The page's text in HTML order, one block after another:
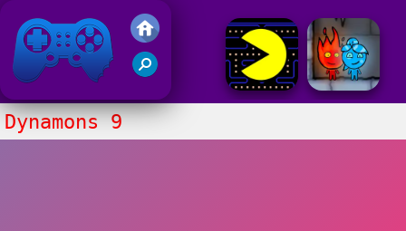
Juegos Friv 2020
Dynamons 9